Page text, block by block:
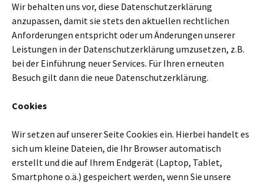
Wir behalten uns vor, diese Datenschutzerklärung
anzupassen, damit sie stets den aktuellen rechtlichen
Anforderungen entspricht oder um Änderungen unserer
Leistungen in der Datenschutzerklärung umzusetzen, z.B.
bei der Einführung neuer Services. Für Ihren erneuten
Besuch gilt dann die neue Datenschutzerklärung.
Cookies
Wir setzen auf unserer Seite Cookies ein. Hierbei handelt es
sich um kleine Dateien, die Ihr Browser automatisch
erstellt und die auf Ihrem Endgerät (Laptop, Tablet,
Smartphone o.ä.) gespeichert werden, wenn Sie unsere